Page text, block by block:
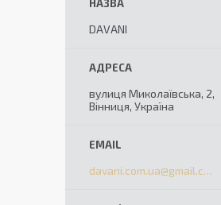
DAVANI
вулиця Миколаївська, 2,
Вінниця, Україна
davani.com.ua@gmail.com